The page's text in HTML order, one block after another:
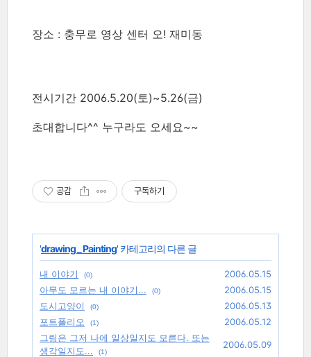
장소 : 충무로 영상 센터 오! 재미동
전시기간 2006.5.20(토)~5.26(금)
초대합니다^^ 누구라도 오세요~~
공감 구독하기
'drawing _ Painting' 카테고리의 다른 글
내 이야기 (0)
2006.05.15
아무도 모르는 내 이야기...
(0)
2006.05.15
도시고양이
(0)
2006.05.13
포트폴리오
(1)
2006.05.12
그림은 그저 나에 일상일지도 모른다. 또는
생각일지도...
(1)
2006.05.09